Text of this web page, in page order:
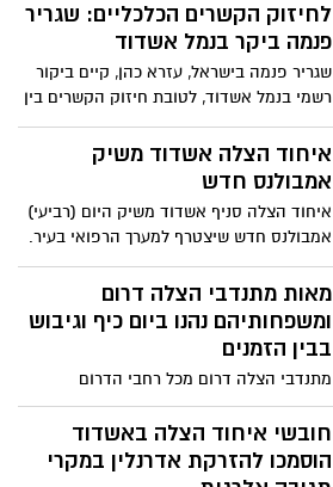
לחיזוק הקשרים הכלכליים: שגריר
פנמה ביקר בנמל אשדוד
שגריר פנמה בישראל, עזרא כהן, קיים ביקור
רשמי בנמל אשדוד, לטובת חיזוק הקשרים בין
המדינות, והידוק שיתופי הפעולה הכלכליים
והקשרים הימיים בין פנמה לישראל
איחוד הצלה אשדוד משיק
אמבולנס חדש
איחוד הצלה סניף אשדוד משיק היום (רביעי)
אמבולנס חדש שיצטרף למערך הרפואי בעיר.
זהו האמבולנס השלישי של איחוד הצלה
שיפעל באשדוד ויחזק משמעותית את מענה
החירום הרפואי לתושבי העיר והסביבה
מאות מתנדבי הצלה דרום
ומשפחותיהם נהנו ביום כיף וגיבוש
בבין הזמנים
מתנדבי הצלה דרום מכל רחבי הדרום
התאספו יחד עם משפחותיהם ביום ראשון
האחרון ליום כיף שאורגן על ידי ארגון הצלה
דרום בשיתוף מגן דוד אדום בישראל
חובשי איחוד הצלה באשדוד
הוסמכו להזרקת אדרנלין במקרי